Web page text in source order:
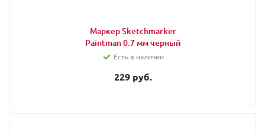
Маркер Sketchmarker
Paintman 0.7 мм черный
Есть в наличии
229 руб.